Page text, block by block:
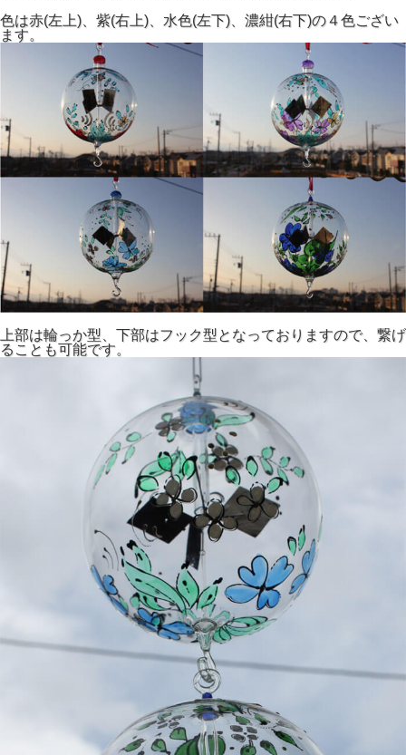
色は赤(左上)、紫(右上)、水色(左下)、濃紺(右下)の４色ござい
ます。
上部は輪っか型、下部はフック型となっておりますので、繋げ
ることも可能です。